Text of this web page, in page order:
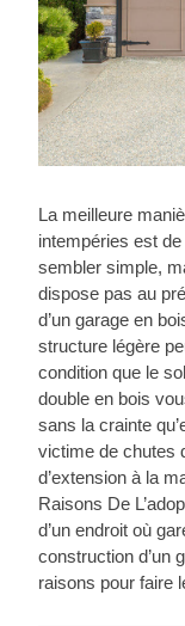
La meilleure
intempéries est
sembler simple,
dispose pas au
d’un garage en
structure légère
condition que le
double en bois
sans la crainte
victime de chutes
d’extension à la
Raisons De
d’un endroit où
construction d’un
raisons pour faire